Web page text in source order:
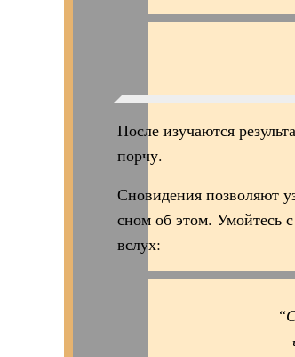
После изучаются
порчу.
Сновидения позволяют
сном об этом. Умойтесь
вслух: